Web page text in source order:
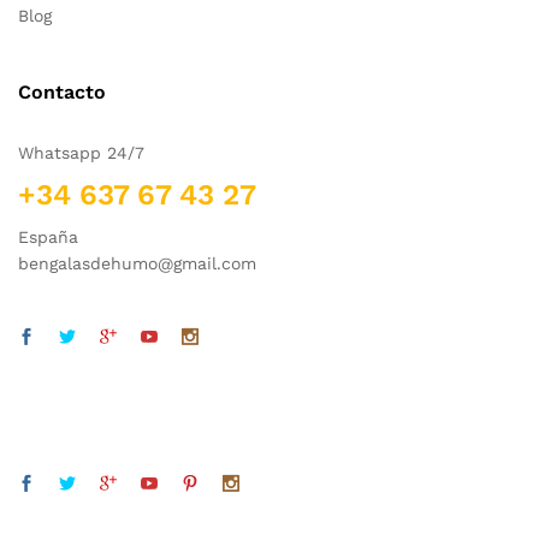
Blog
Contacto
Whatsapp 24/7
+34 637 67 43 27
España
bengalasdehumo@gmail.com